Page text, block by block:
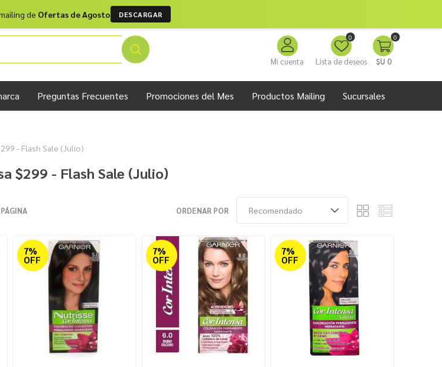
de Ofertas de Agosto DESCARGAR
Mi cuenta Lista de deseos
0 0
$U 0
Preguntas Frecuentes Promociones del Mes Productos Mailing Sucursales
- Flash Sale (Julio)
$299 - Flash Sale (Julio)
ORDENAR POR
7%
OFF
7%
OFF
7%
OFF